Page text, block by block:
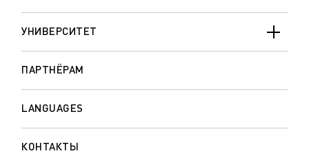
УНИВЕРСИТЕТ
ПАРТНЁРАМ
LANGUAGES
КОНТАКТЫ